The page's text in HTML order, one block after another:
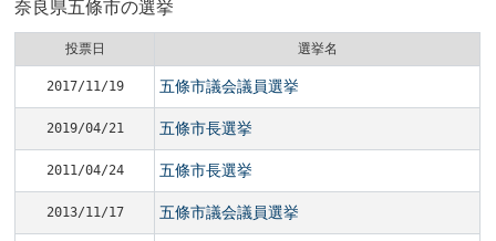
奈良県五條市の選挙
投票日 選挙名
2017/11/19 五條市議会議員選挙
2019/04/21 五條市長選挙
2011/04/24 五條市長選挙
2013/11/17 五條市議会議員選挙